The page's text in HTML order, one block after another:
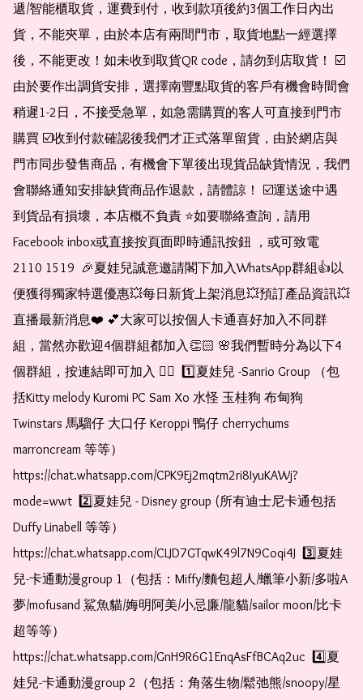
遞/智能櫃取貨，運費到付，收到款項後約3個工作日內出
貨，不能夾單，由於本店有兩間門市，取貨地點一經選擇
後，不能更改！如未收到取貨QR code，請勿到店取貨！ ☑️
由於要作出調貨安排，選擇南豐點取貨的客戶有機會時間會
稍遲1-2日，不接受急單，如急需購買的客人可直接到門市
購買 ☑️收到付款確認後我們才正式落單留貨，由於網店與
門市同步發售商品，有機會下單後出現貨品缺貨情況，我們
會聯絡通知安排缺貨商品作退款，請體諒！ ☑️運送途中遇
到貨品有損壞，本店概不負責 ⭐️如要聯絡查詢，請用
Facebook inbox或直接按頁面即時通訊按鈕 ，或可致電
2110 1519  🎉夏娃兒誠意邀請閣下加入WhatsApp群組👍以
便獲得獨家特選優惠💥每日新貨上架消息💥預訂產品資訊💥
直播最新消息❤️ 💕大家可以按個人卡通喜好加入不同群
組，當然亦歡迎4個群組都加入👏🏻 🌸我們暫時分為以下4
個群組，按連結即可加入 👇🏻  1️⃣夏娃兒 -Sanrio Group （包
括Kitty melody Kuromi PC Sam Xo 水怪 玉桂狗 布甸狗
Twinstars 馬騮仔 大口仔 Keroppi 鴨仔 cherrychums
marroncream 等等）
https://chat.whatsapp.com/CPK9Ej2mqtm2ri8IyuKAWj?
mode=wwt  2️⃣夏娃兒 - Disney group (所有迪士尼卡通包括
Duffy Linabell 等等）
https://chat.whatsapp.com/CLJD7GTqwK49l7N9Coqi4J  3️⃣夏娃
兒-卡通動漫group 1（包括：Miffy/麵包超人/蠟筆小新/多啦A
夢/mofusand 鯊魚貓/娒明阿美/小忌廉/龍貓/sailor moon/比卡
超等等）
https://chat.whatsapp.com/GnH9R6G1EnqAsFfBCAq2uc  4️⃣夏
娃兒-卡通動漫group 2（包括：角落生物/鬆弛熊/snoopy/星